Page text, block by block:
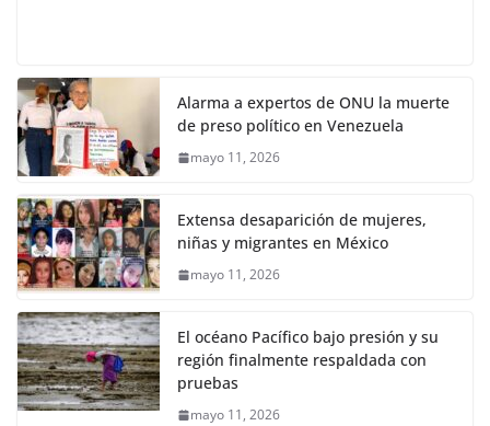
Alarma a expertos de ONU la muerte
de preso político en Venezuela
mayo 11, 2026
Extensa desaparición de mujeres,
niñas y migrantes en México
mayo 11, 2026
El océano Pacífico bajo presión y su
región finalmente respaldada con
pruebas
mayo 11, 2026